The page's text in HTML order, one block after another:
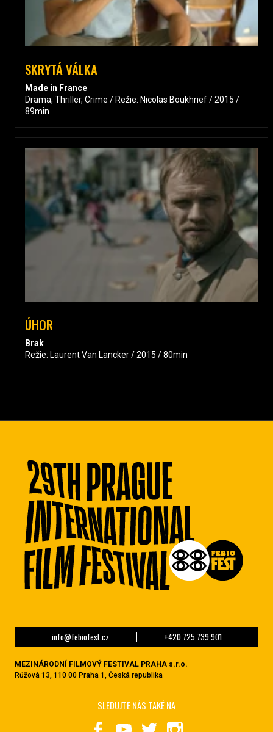
SKRYTÁ VÁLKA
Made in France
Drama, Thriller, Crime / Režie: Nicolas Boukhrief / 2015 /
89min
ÚHOR
Brak
Režie: Laurent Van Lancker / 2015 / 80min
info@febiofest.cz +420 725 739 901
MEZINÁRODNÍ FILMOVÝ FESTIVAL PRAHA s.r.o.
Růžová 13, 110 00 Praha 1, Česká republika
SLEDUJTE NÁS TAKÉ NA